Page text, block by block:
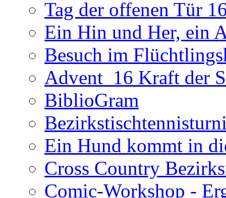
Tag der offenen Tür
Ein Hin und Her, ein
Besuch im
Advent_16 Kraft der
BiblioGram
Ein Hund kommt in
Cross Country
Comic-Workshop -